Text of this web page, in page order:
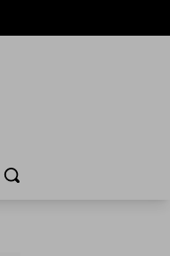
Cerca